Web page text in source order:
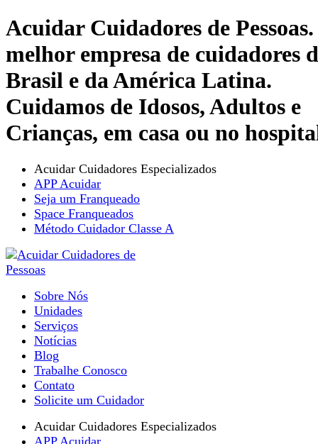
Acuidar Cuidadores de Pessoas.
melhor empresa de cuidadores
Brasil e da América Latina.
Cuidamos de Idosos, Adultos e
Crianças, em casa ou no
Acuidar Cuidadores Especializados
APP Acuidar
Seja um Franqueado
Space Franqueados
Método Cuidador Classe A
Sobre Nós
Unidades
Serviços
Notícias
Blog
Trabalhe Conosco
Contato
Solicite um Cuidador
Acuidar Cuidadores Especializados
APP Acuidar